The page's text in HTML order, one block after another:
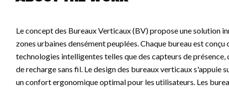
Le concept des Bureaux Verticaux (BV) propose une solution
zones urbaines densément peuplées. Chaque bureau est
technologies intelligentes telles que des capteurs de
de recharge sans fil. Le design des bureaux verticaux s'appuie
un confort ergonomique optimal pour les utilisateurs. Les